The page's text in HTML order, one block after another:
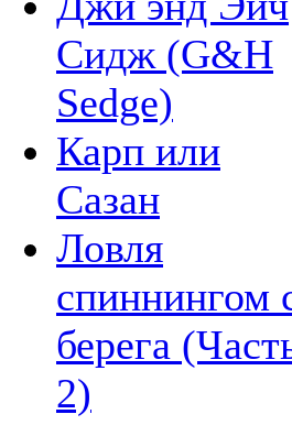
Сидж (G&H
Sedge)
Карп или
Сазан
Ловля
спиннингом
берега
2)